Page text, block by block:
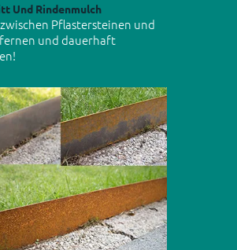
Und Rindenmulch
Pflastersteinen und
und dauerhaft